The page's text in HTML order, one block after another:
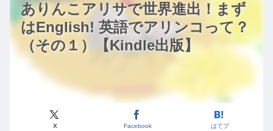
ありんこアリサで世界進出！まず
はEnglish! 英語でアリンコって？
（その１）【Kindle出版】
X Facebook はてブ